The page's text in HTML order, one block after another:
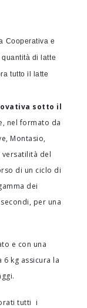
Cooperativa e
di latte
tutto il latte
sotto il
nel formato da
Montasio,
versatilità del
di un ciclo di
dei
per una
e con una
kg assicura la
tutti i